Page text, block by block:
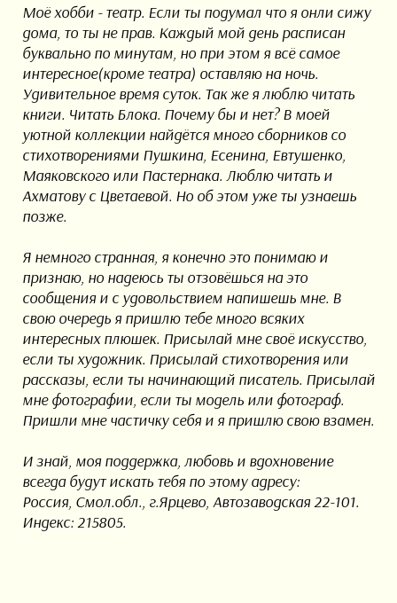
Моё хобби - театр. Если ты подумал что я онли сижу
дома, то ты не прав. Каждый мой день расписан
буквально по минутам, но при этом я всё самое
интересное(кроме театра) оставляю на ночь.
Удивительное время суток. Так же я люблю читать
книги. Читать Блока. Почему бы и нет? В моей
уютной коллекции найдётся много сборников со
стихотворениями Пушкина, Есенина, Евтушенко,
Маяковского или Пастернака. Люблю читать и
Ахматову с Цветаевой. Но об этом уже ты узнаешь
позже.
Я немного странная, я конечно это понимаю и
признаю, но надеюсь ты отзовёшься на это
сообщения и с удовольствием напишешь мне. В
свою очередь я пришлю тебе много всяких
интересных плюшек. Присылай мне своё искусство,
если ты художник. Присылай стихотворения или
рассказы, если ты начинающий писатель. Присылай
мне фотографии, если ты модель или фотограф.
Пришли мне частичку себя и я пришлю свою взамен.
И знай, моя поддержка, любовь и вдохновение
всегда будут искать тебя по этому адресу:
Россия, Смол.обл., г.Ярцево, Автозаводская 22-101.
Индекс: 215805.